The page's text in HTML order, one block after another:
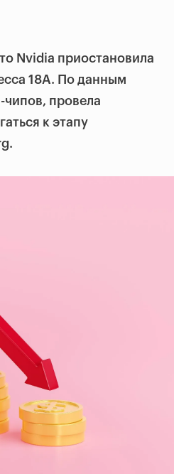
Nvidia приостановила
18А. По данным
провела
к этапу